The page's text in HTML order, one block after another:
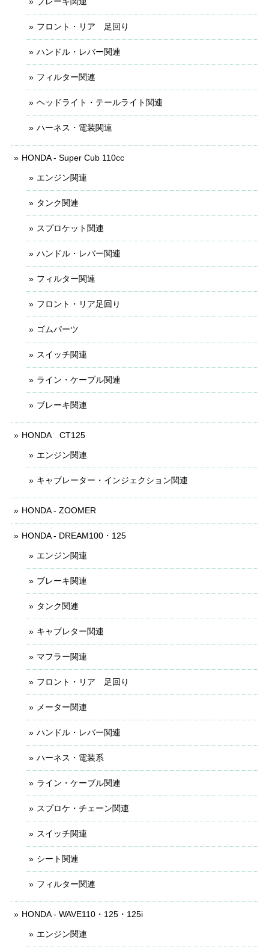
フロント・リア 足回り
ハンドル・レバー関連
フィルター関連
ヘッドライト・テールライト関連
ハーネス・電装関連
HONDA - Super Cub 110cc
エンジン関連
タンク関連
スプロケット関連
ハンドル・レバー関連
フィルター関連
フロント・リア足回り
ゴムパーツ
スイッチ関連
ライン・ケーブル関連
ブレーキ関連
HONDA CT125
エンジン関連
キャブレーター・インジェクション関連
HONDA - ZOOMER
HONDA - DREAM100・125
エンジン関連
ブレーキ関連
タンク関連
キャブレター関連
マフラー関連
フロント・リア 足回り
メーター関連
ハンドル・レバー関連
ハーネス・電装系
ライン・ケーブル関連
スプロケ・チェーン関連
スイッチ関連
シート関連
フィルター関連
HONDA - WAVE110・125・125i
エンジン関連